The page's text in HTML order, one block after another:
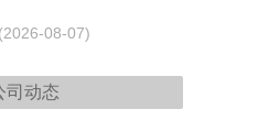
(2026-08-07)
司动态